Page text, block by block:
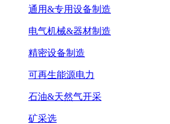
通用&专用设备制造
电气机械&器材制造
精密设备制造
可再生能源电力
石油&天然气开采
矿采选